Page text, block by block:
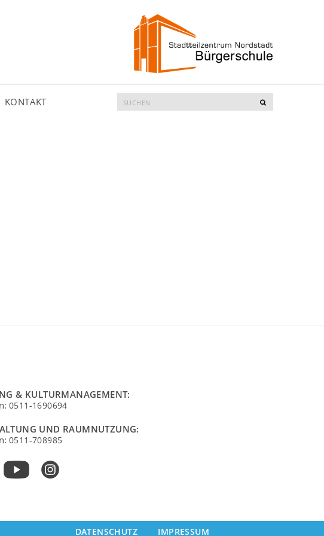
KONTAKT
Suche
nach:
& KULTURMANAGEMENT:
0511-1690694
UND RAUMNUTZUNG:
0511-708985
DATENSCHUTZ IMPRESSUM